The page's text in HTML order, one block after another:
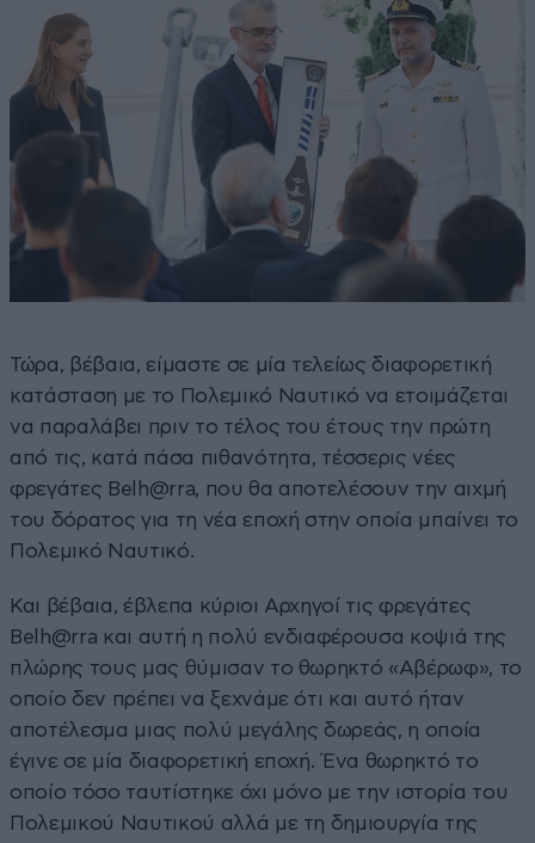
Τώρα, βέβαια, είμαστε σε μία τελείως διαφορετική
κατάσταση με το Πολεμικό Ναυτικό να ετοιμάζεται
να παραλάβει πριν το τέλος του έτους την πρώτη
από τις, κατά πάσα πιθανότητα, τέσσερις νέες
φρεγάτες Belh@rra, που θα αποτελέσουν την αιχμή
του δόρατος για τη νέα εποχή στην οποία μπαίνει το
Πολεμικό Ναυτικό.
Και βέβαια, έβλεπα κύριοι Αρχηγοί τις φρεγάτες
Belh@rra και αυτή η πολύ ενδιαφέρουσα κοψιά της
πλώρης τους μας θύμισαν το θωρηκτό «Αβέρωφ», το
οποίο δεν πρέπει να ξεχνάμε ότι και αυτό ήταν
αποτέλεσμα μιας πολύ μεγάλης δωρεάς, η οποία
έγινε σε μία διαφορετική εποχή. Ένα θωρηκτό το
οποίο τόσο ταυτίστηκε όχι μόνο με την ιστορία του
Πολεμικού Ναυτικού αλλά με τη δημιουργία της